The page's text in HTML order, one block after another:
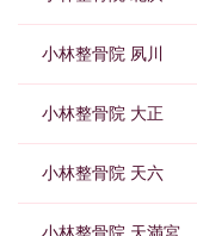
小林整骨院 夙川
小林整骨院 大正
小林整骨院 天六